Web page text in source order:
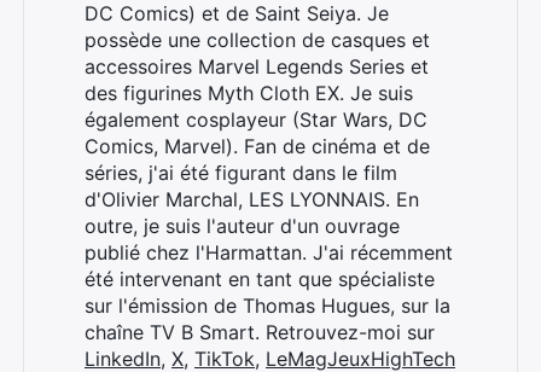
DC Comics) et de Saint Seiya. Je
possède une collection de casques et
accessoires Marvel Legends Series et
des figurines Myth Cloth EX. Je suis
également cosplayeur (Star Wars, DC
Comics, Marvel). Fan de cinéma et de
séries, j'ai été figurant dans le film
d'Olivier Marchal, LES LYONNAIS. En
outre, je suis l'auteur d'un ouvrage
publié chez l'Harmattan. J'ai récemment
été intervenant en tant que spécialiste
sur l'émission de Thomas Hugues, sur la
chaîne TV B Smart. Retrouvez-moi sur
LinkedIn, X, TikTok, LeMagJeuxHighTech